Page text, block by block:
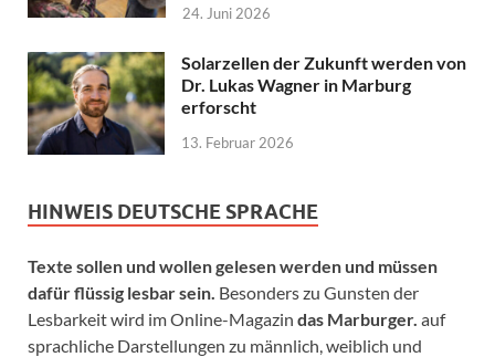
24. Juni 2026
Solarzellen der Zukunft werden von
Dr. Lukas Wagner in Marburg
erforscht
13. Februar 2026
HINWEIS DEUTSCHE SPRACHE
Texte sollen und wollen gelesen werden und müssen
dafür flüssig lesbar sein. Besonders zu Gunsten der
Lesbarkeit wird im Online-Magazin das Marburger. auf
sprachliche Darstellungen zu männlich, weiblich und